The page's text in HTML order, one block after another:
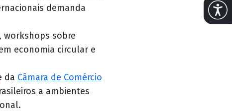
Abrir
demanda
workshops sobre
economia circular e
da Câmara de Comércio
a ambientes